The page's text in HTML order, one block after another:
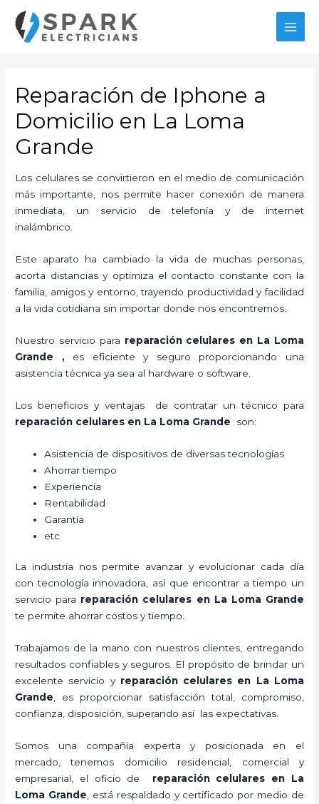
contenido
Reparación de Iphone a
Domicilio en La Loma
Grande
Los celulares se convirtieron en el medio de comunicación
más importante, nos permite hacer conexión de manera
inmediata, un servicio de telefonía y de internet
inalámbrico.
Este aparato ha cambiado la vida de muchas personas,
acorta distancias y optimiza el contacto constante con la
familia, amigos y entorno, trayendo productividad y facilidad
a la vida cotidiana sin importar donde nos encontremos.
Nuestro servicio para reparación celulares en La Loma
Grande
,es eficiente y seguro proporcionando una
asistencia técnica ya sea al hardware o software.
Los beneficios y ventajas de contratar un técnico para
reparación celulares en La Loma Grande son:
Asistencia de dispositivos de diversas tecnologías
Ahorrar tiempo
Experiencia
Rentabilidad
Garantía
etc
La industria nos permite avanzar y evolucionar cada día
con tecnología innovadora, así que encontrar a tiempo un
servicio para reparación celulares en La Loma Grande
te permite ahorrar costos y tiempo.
Trabajamos de la mano con nuestros clientes, entregando
resultados confiables y seguros. El propósito de brindar un
excelente servicio y reparación celulares en La Loma
Grande , es proporcionar satisfacción total, compromiso,
confianza, disposición, superando así las expectativas.
Somos una compañía experta y posicionada en el
mercado, tenemos domicilio residencial, comercial y
empresarial, el oficio de reparación celulares en La
Loma Grande , está respaldado y certificado por medio de